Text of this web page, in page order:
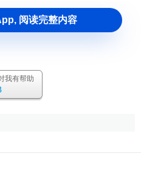
校”，所以有必要先对私立学
谓私立学校，是针对公立学
的界定。《民办高等学校设置
教委发布)第二条规定：“本规
国家机关和国有企业事业组
第二条规定：“国家机构以外
家财政性经费，面向社会举
阅读完整内容
我有帮助